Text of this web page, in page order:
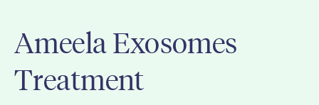
Ameela Exosomes
Treatment